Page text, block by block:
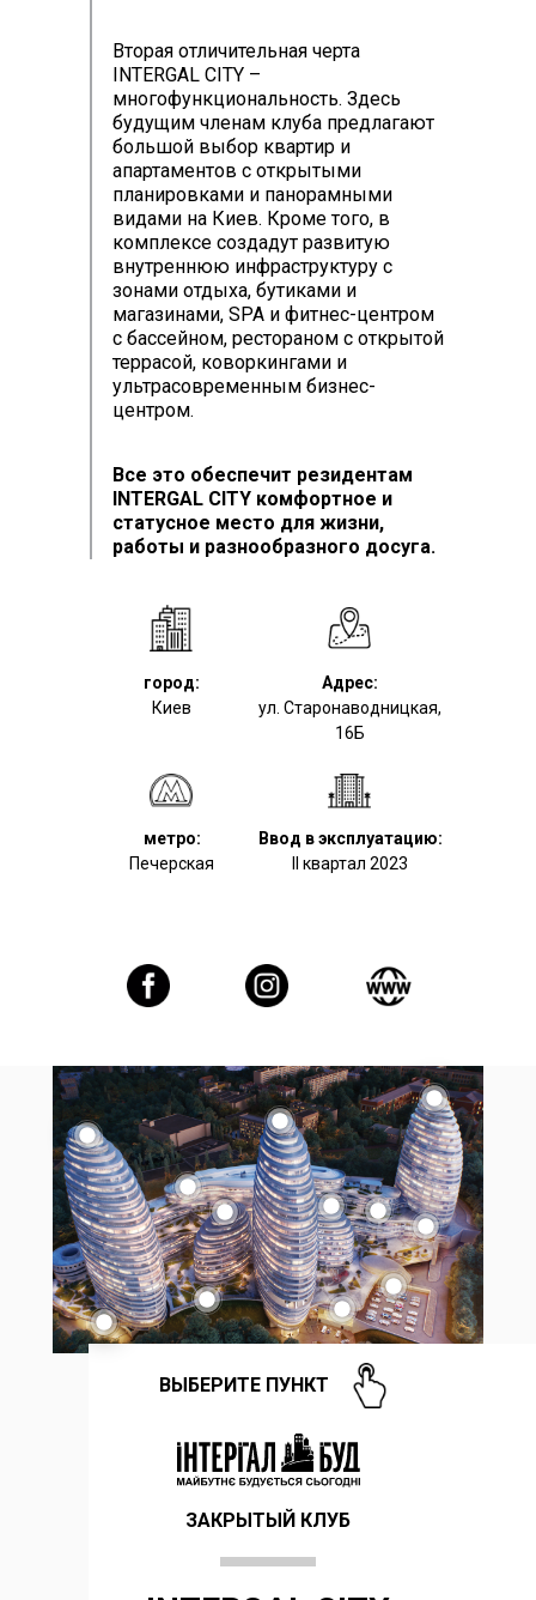
Вторая отличительная черта
INTERGAL CITY –
многофункциональность. Здесь
будущим членам клуба предлагают
большой выбор квартир и
апартаментов с открытыми
планировками и панорамными
видами на Киев. Кроме того, в
комплексе создадут развитую
внутреннюю инфраструктуру с
зонами отдыха, бутиками и
магазинами, SPA и фитнес-центром
с бассейном, рестораном с открытой
террасой, коворкингами и
ультрасовременным бизнес-
центром.
Все это обеспечит резидентам
INTERGAL CITY комфортное и
статусное место для жизни,
работы и разнообразного досуга.
Ввод в эксплуатацию:
II квартал 2023
метро:
Печерская
Адрес:
ул. Старонаводницкая,
16Б
город:
Киев
ЗАКРЫТЫЙ КЛУБ
ВЫБЕРИТЕ ПУНКТ